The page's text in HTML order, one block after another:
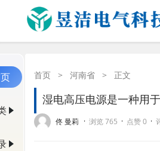
首页 > 河南省 > 正文
湿电高压电源是一种用
佟 曼莉 · 浏览 765 · 点赞 0 ·